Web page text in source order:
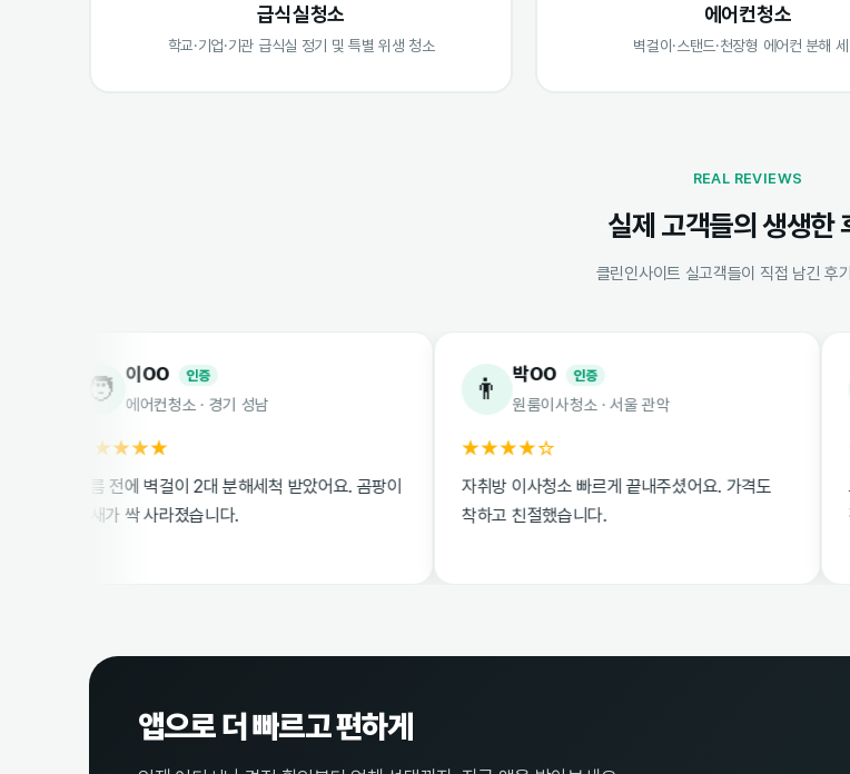
급식실청소
학교·기업·기관 급식실 정기 및 특별 위생 청소
에어컨청소
벽걸이·스탠드·천장형 에어컨 분해
REAL REVIEWS
실제 고객들의 생생한
클린인사이트 실고객들이 직접 남긴 후
인증
에어컨청소 · 경기 성남
름 전에 벽걸이 2대 분해세척 받았어요. 곰팡이
새가 싹 사라졌습니다.
박OO 인증
원룸이사청소 · 서울 관악
★★★★☆
자취방 이사청소 빠르게 끝내주셨어요. 가격도
착하고 친절했습니다.
송
세
드럼세탁기
진작 할 걸
앱으로 더 빠르고 편하게